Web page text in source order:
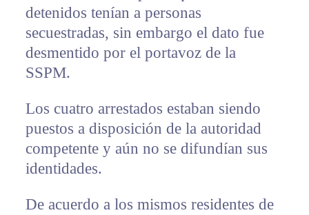
detenidos tenían a personas
secuestradas, sin embargo el dato fue
desmentido por el portavoz de la
SSPM.
Los cuatro arrestados estaban siendo
puestos a disposición de la autoridad
competente y aún no se difundían sus
identidades.
De acuerdo a los mismos residentes de